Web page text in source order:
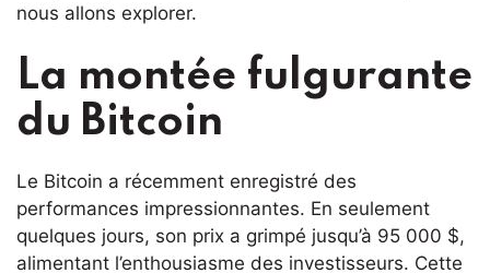
nous allons explorer.
La montée fulgurante
du Bitcoin
Le Bitcoin a récemment enregistré des
performances impressionnantes. En seulement
quelques jours, son prix a grimpé jusqu’à 95 000 $,
alimentant l’enthousiasme des investisseurs. Cette